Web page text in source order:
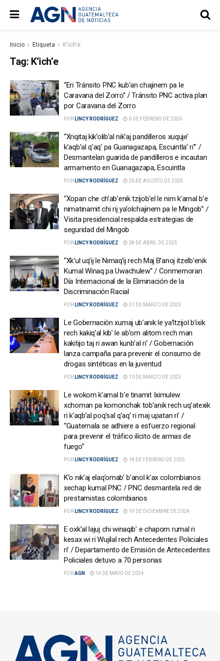
Inicio Etiqueta K'ich'e
Tag: K’ich’e
“Eri Tránsito PNC kub’an chajinem pa le
Caravana del Zorro” / Tránsito PNC activa plan
por Caravana del Zorro
POR LINCY RODRÍGUEZ 6 DE FEBRERO DE 2026
“Xriqitaj kik’olib’al nik’aj pandilleros xuquje’
k’aqb’al q’aq’ pa Guanagazapa, Escuintla’ ri'” /
Desmantelan guarida de pandilleros e incautan
armamento en Guanagazapa, Escuintla
POR LINCY RODRÍGUEZ 26 DE AGOSTO DE 2025
“Xopan che ch’ab’enik tzijob’el le nim k’amal b’e
nimatinamit chi rij ya’olchajinem pa le Mingob” /
Visita presidencial respalda estrategias de
seguridad del Mingob
POR LINCY RODRÍGUEZ 28 DE ABRIL DE 2025
“Xk’ul uq’ij le Nimaq’ij rech Maj B’anoj itzelb’enik
Kumal Winaq pa Uwachulew” / Conmemoran
Día Internacional de la Eliminación de la
Discriminación Racial
POR LINCY RODRÍGUEZ 31 DE MARZO DE 2025
Le Gobernación xumaj ub’anik le ya’ltzijol b’ixik
rech kakiq’al kib’ le ab’om alitom rech man
kakitijo taj ri awan kunb’al ri’ / Gobernación
lanza campaña para prevenir el consumo de
drogas sintéticas en la juventud
POR LINCY RODRÍGUEZ 10 DE MARZO DE 2025
Le wokom k’amal b’e tinamit Iximulew
xchoman pa komonchak tob’anik rech uq’atexik
ri k’aqb’al poq’sal q’aq’ ri maj upatan ri’ /
“Guatemala se adhiere a esfuerzo regional
para prevenir el tráfico ilícito de armas de
fuego”
POR LINCY RODRÍGUEZ 18 DE FEBRERO DE 2025
K’o nik’aj elaq’omab’ b’anol k’ax colombianos
xechap kumal PNC / PNC desmantela red de
prestamistas colombianos
POR LINCY RODRÍGUEZ 19 DE DICIEMBRE DE 2024
E oxk’al lajuj chi winaqib’ e chapom rumal ri
kesax wi ri Wujilal rech Antecedentes Policiales
ri’ / Departamento de Emisión de Antecedentes
Policiales detuvo a 70 personas
PORAGN 14 DE MAYO DE 2024